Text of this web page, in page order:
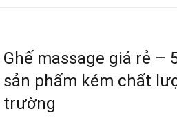
Ghế massage giá rẻ –
sản phẩm kém chất
trường